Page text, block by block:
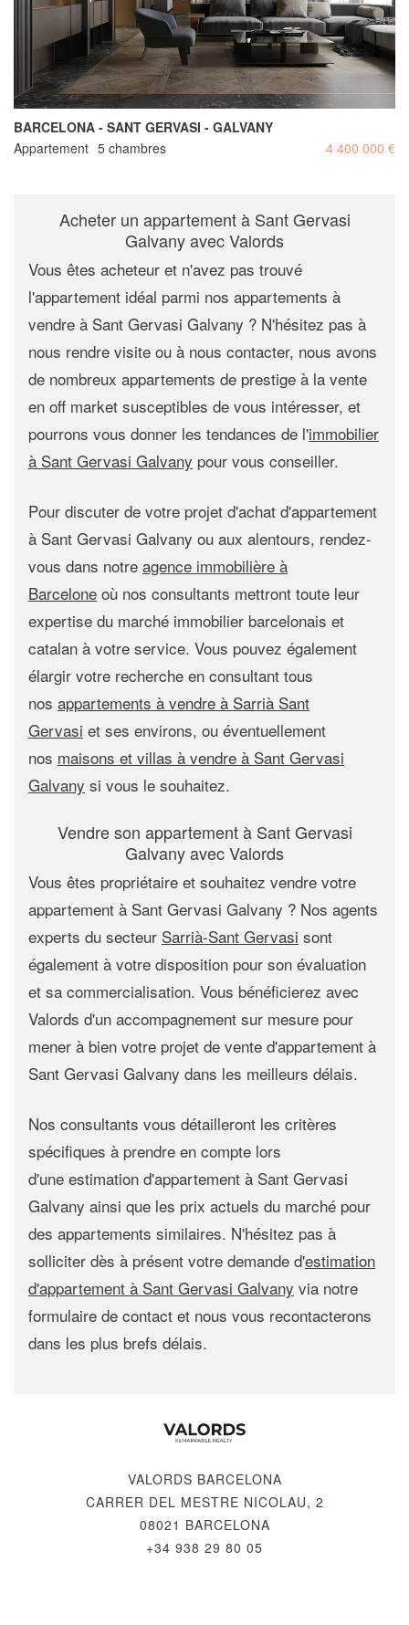
BARCELONA - SANT GERVASI - GALVANY
Appartement 5 chambres 4 400 000 €
Acheter un appartement à Sant Gervasi
Galvany avec Valords
Vous êtes acheteur et n'avez pas trouvé
l'appartement idéal parmi nos appartements à
vendre à Sant Gervasi Galvany ? N'hésitez pas à
nous rendre visite ou à nous contacter, nous avons
de nombreux appartements de prestige à la vente
en off market susceptibles de vous intéresser, et
pourrons vous donner les tendances de l'immobilier
à Sant Gervasi Galvany pour vous conseiller.
Pour discuter de votre projet d'achat d'appartement
à Sant Gervasi Galvany ou aux alentours, rendez-
vous dans notre agence immobilière à
Barcelone où nos consultants mettront toute leur
expertise du marché immobilier barcelonais et
catalan à votre service. Vous pouvez également
élargir votre recherche en consultant tous
nos appartements à vendre à Sarrià Sant
Gervasi et ses environs, ou éventuellement
nos maisons et villas à vendre à Sant Gervasi
Galvany si vous le souhaitez.
Vendre son appartement à Sant Gervasi
Galvany avec Valords
Vous êtes propriétaire et souhaitez vendre votre
appartement à Sant Gervasi Galvany ? Nos agents
experts du secteur Sarrià-Sant Gervasi sont
également à votre disposition pour son évaluation
et sa commercialisation. Vous bénéficierez avec
Valords d'un accompagnement sur mesure pour
mener à bien votre projet de vente d'appartement à
Sant Gervasi Galvany dans les meilleurs délais.
Nos consultants vous détailleront les critères
spécifiques à prendre en compte lors
d'une estimation d'appartement à Sant Gervasi
Galvany ainsi que les prix actuels du marché pour
des appartements similaires. N'hésitez pas à
solliciter dès à présent votre demande d'estimation
d'appartement à Sant Gervasi Galvany via notre
formulaire de contact et nous vous recontacterons
dans les plus brefs délais.
VALORDS BARCELONA
CARRER DEL MESTRE NICOLAU, 2
08021 BARCELONA
+34 938 29 80 05